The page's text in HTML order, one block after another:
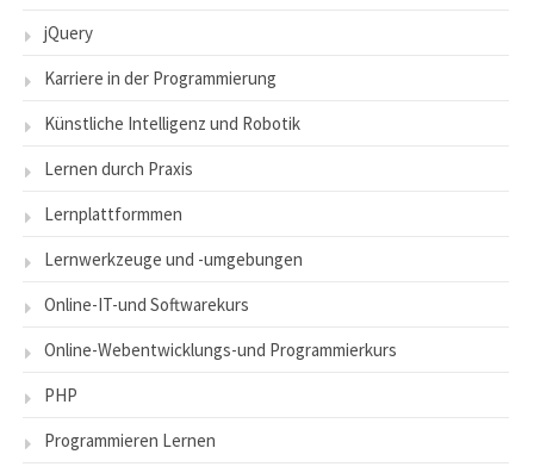
jQuery
Karriere in der Programmierung
Künstliche Intelligenz und Robotik
Lernen durch Praxis
Lernplattformmen
Lernwerkzeuge und -umgebungen
Online-IT-und Softwarekurs
Online-Webentwicklungs-und Programmierkurs
PHP
Programmieren Lernen